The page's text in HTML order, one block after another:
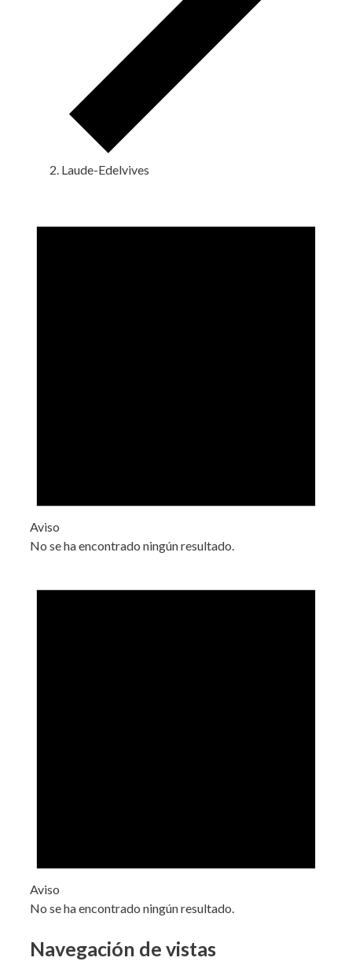
Laude-Edelvives
Aviso
No se ha encontrado ningún resultado.
Aviso
No se ha encontrado ningún resultado.
Navegación de vistas